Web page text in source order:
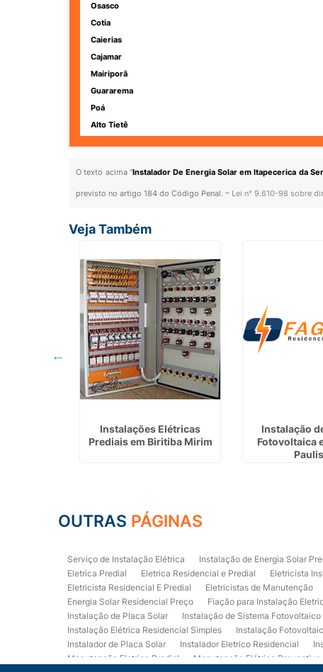
Osasco
Cotia
Caierias
Cajamar
Mairiporã
Guararema
Poá
Alto Tietê
O texto acima "Instalador De Energia Solar em Itapecerica da
previsto no artigo 184 do Código Penal. – Lei n° 9.610-98 sobre
Veja Também
Instalações Elétricas
Prediais em Biritiba Mirim
Instalação
Fotovoltaica
OUTRAS PÁGINAS
Serviço de Instalação Elétrica Instalação de Energia Solar
Eletrica Predial
Eletrica Residencial e Predial Eletricista
Eletricista Residencial E Predial
Eletricistas de Manutenção
Energia Solar Residencial Preço
Fiação para Instalação
Instalação de Placa Solar
Instalação de Sistema Fotovoltaico
Instalação Elétrica Residencial Simples
Instalação
Instalador de Placa Solar
Instalador Eletrico Residencial
Manutenção Eletrica Predial
Manutenção Elétrica Preventiva